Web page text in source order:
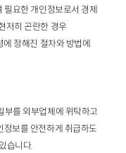
요한 개인정보로서 경제
저히 곤란한 경우
정해진 절차와 방법에
부를 외부업체에 위탁하고
정보를 안전하게 취급하도
습니다.